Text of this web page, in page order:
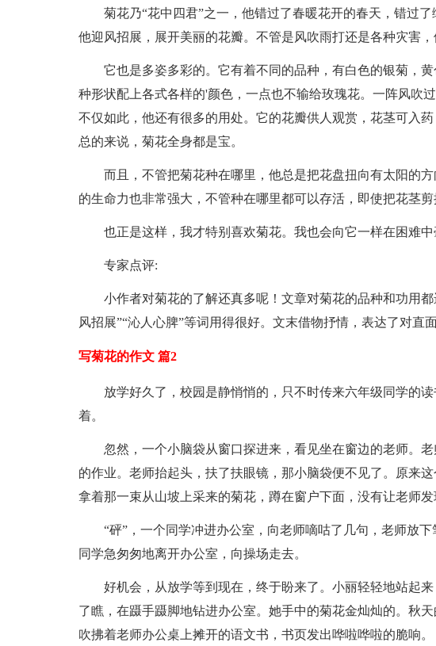
菊花乃“花中四君”之一，他错过了春暖花开的春天，错过
他迎风招展，展开美丽的花瓣。不管是风吹雨打还是各种灾害，
它也是多姿多彩的。它有着不同的品种，有白色的银菊，
种形状配上各式各样的'颜色，一点也不输给玫瑰花。一阵风吹
不仅如此，他还有很多的用处。它的花瓣供人观赏，花茎可入
总的来说，菊花全身都是宝。
而且，不管把菊花种在哪里，他总是把花盘扭向有太阳的
的生命力也非常强大，不管种在哪里都可以存活，即使把花茎
也正是这样，我才特别喜欢菊花。我也会向它一样在困难
专家点评:
小作者对菊花的了解还真多呢！文章对菊花的品种和功用
风招展”“沁人心脾”等词用得很好。文末借物抒情，表达了对直
写菊花的作文 篇2
放学好久了，校园是静悄悄的，只不时传来六年级同学的
着。
忽然，一个小脑袋从窗口探进来，看见坐在窗边的老师。
的作业。老师抬起头，扶了扶眼镜，那小脑袋便不见了。原来
拿着那一束从山坡上采来的菊花，蹲在窗户下面，没有让老师发
“砰”，一个同学冲进办公室，向老师嘀咕了几句，老师放
同学急匆匆地离开办公室，向操场走去。
好机会，从放学等到现在，终于盼来了。小丽轻轻地站起
了瞧，在蹑手蹑脚地钻进办公室。她手中的菊花金灿灿的。秋
吹拂着老师办公桌上摊开的语文书，书页发出哗啦哗啦的脆响。